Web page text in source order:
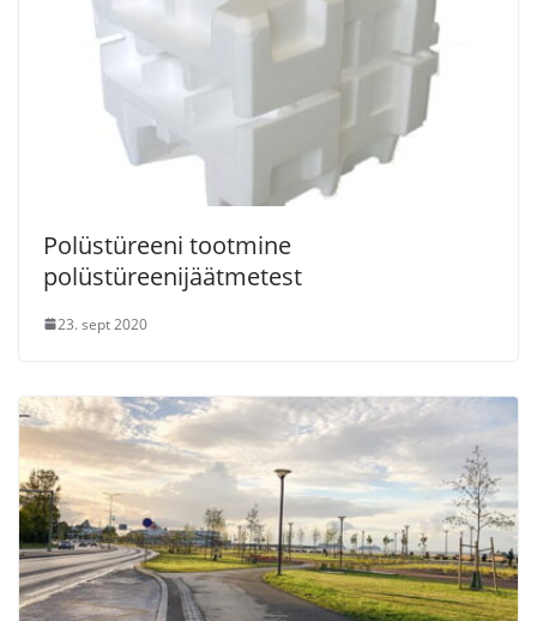
Polüstüreeni tootmine
polüstüreenijäätmetest
23. sept 2020